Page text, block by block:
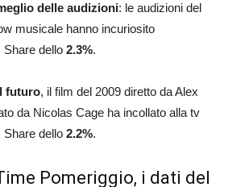
delle audizioni: le audizioni del
musicale hanno incuriosito
Share dello 2.3%.
futuro, il film del 2009 diretto da Alex
da Nicolas Cage ha incollato alla tv
Share dello 2.2%.
Pomeriggio, i dati del